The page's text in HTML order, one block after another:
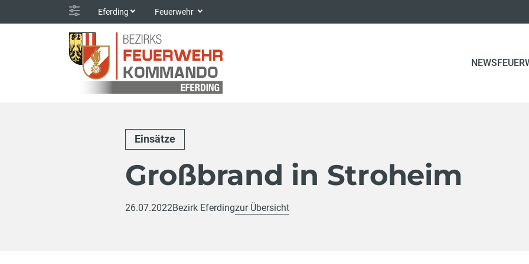
Eferding Feuerwehr
NEWS
Einsätze
Großbrand in Stroheim
26.07.2022Bezirk Eferdingzur Übersicht